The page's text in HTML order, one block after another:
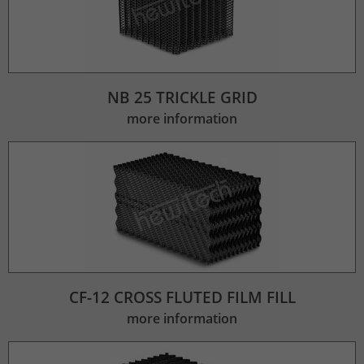
NB 25 TRICKLE GRID
more information
CF-12 CROSS FLUTED FILM FILL
more information